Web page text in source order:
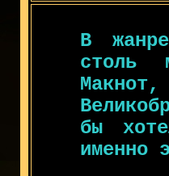
В
столь
Макнот,
бы
именно